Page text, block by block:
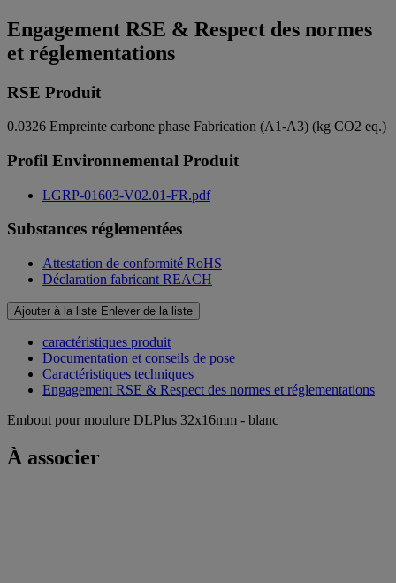
Engagement RSE & Respect des normes
et réglementations
RSE Produit
0.0326 Empreinte carbone phase Fabrication (A1-A3) (kg CO2 eq.)
Profil Environnemental Produit
LGRP-01603-V02.01-FR.pdf
Substances réglementées
Attestation de conformité RoHS
Déclaration fabricant REACH
Ajouter à la liste Enlever de la liste
caractéristiques produit
Documentation et conseils de pose
Caractéristiques techniques
Engagement RSE & Respect des normes et réglementations
Embout pour moulure DLPlus 32x16mm - blanc
À associer